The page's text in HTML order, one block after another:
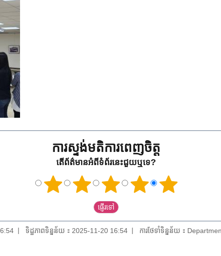
ការស្ទង់មតិការពេញចិត្ត
តើព័ត៌មានអំពីទំព័រនេះជួយឬទេ?
ទិដ្ឋភាពទិន្នន័យ：2025-11-20 16:54 ការថែទាំទិន្នន័យ：